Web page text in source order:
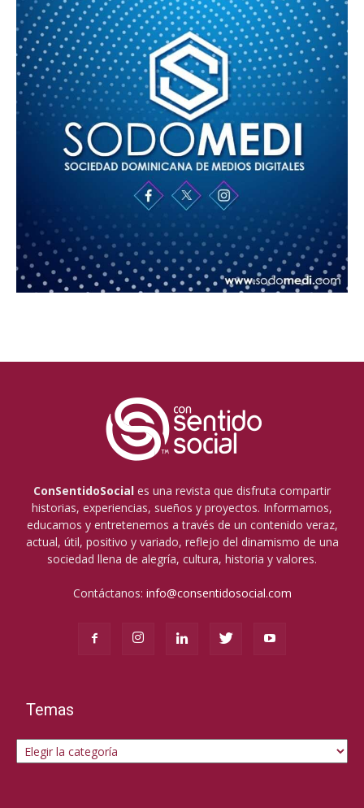
ConSentidoSocial es una revista que disfruta compartir
historias, experiencias, sueños y proyectos. Informamos,
educamos y entretenemos a través de un contenido veraz,
actual, útil, positivo y variado, reflejo del dinamismo de una
sociedad llena de alegría, cultura, historia y valores.
Contáctanos: info@consentidosocial.com
Temas
Temas